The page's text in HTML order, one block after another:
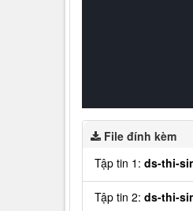
File đính kèm
Tập tin 1: ds-thi-
Tập tin 2: ds-thi-